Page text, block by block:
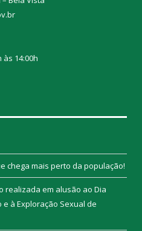
14:00h
chega mais perto da população!
realizada em alusão ao Dia
à Exploração Sexual de